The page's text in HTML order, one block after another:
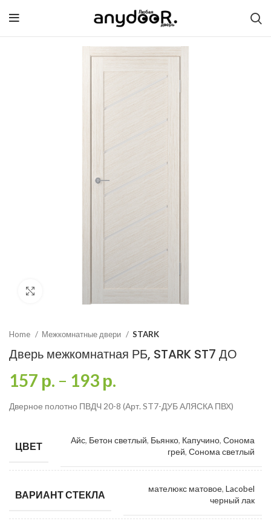
Home Межкомнатные двери STARK
Дверь межкомнатная РБ, STARK ST7 ДО
157 р. – 193р.
Дверное полотно ПВДЧ 20-8 (Арт. ST7-ДУБ АЛЯСКА ПВХ)
ЦВЕТ Айс, Бетон светлый, Бьянко, Капучино, Сонома
грей, Сонома светлый
ВАРИАНТ СТЕКЛА мателюкс матовое, Lacobel
черный лак